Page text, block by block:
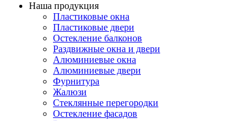
Наша продукция
Пластиковые окна
Пластиковые двери
Остекление балконов
Раздвижные окна и двери
Алюминиевые окна
Алюминиевые двери
Фурнитура
Жалюзи
Стеклянные перегородки
Остекление фасадов